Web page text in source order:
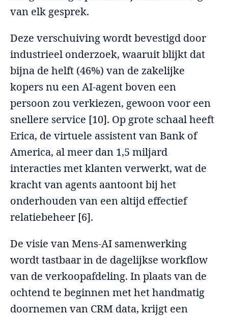
van elk gesprek.
Deze verschuiving wordt bevestigd door
industrieel onderzoek, waaruit blijkt dat
bijna de helft (46%) van de zakelijke
kopers nu een AI-agent boven een
persoon zou verkiezen, gewoon voor een
snellere service [10]. Op grote schaal heeft
Erica, de virtuele assistent van Bank of
America, al meer dan 1,5 miljard
interacties met klanten verwerkt, wat de
kracht van agents aantoont bij het
onderhouden van een altijd effectief
relatiebeheer [6].
De visie van Mens-AI samenwerking
wordt tastbaar in de dagelijkse workflow
van de verkoopafdeling. In plaats van de
ochtend te beginnen met het handmatig
doornemen van CRM data, krijgt een